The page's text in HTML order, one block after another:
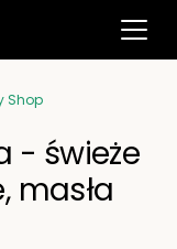
Shop
- świeże
masła